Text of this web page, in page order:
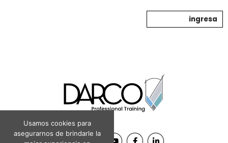
ingresa
Usamos cookies para
asegurarnos de brindarle la